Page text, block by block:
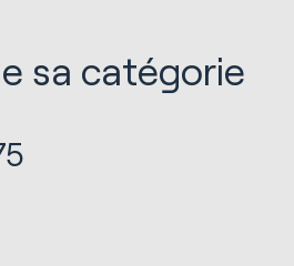
sa catégorie